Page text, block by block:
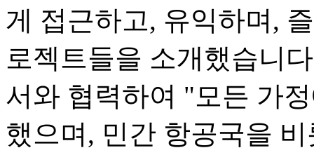
게 접근하고, 유익하며,
로젝트들을 소개했습니
서와 협력하여 "모든 가
했으며, 민간 항공국을